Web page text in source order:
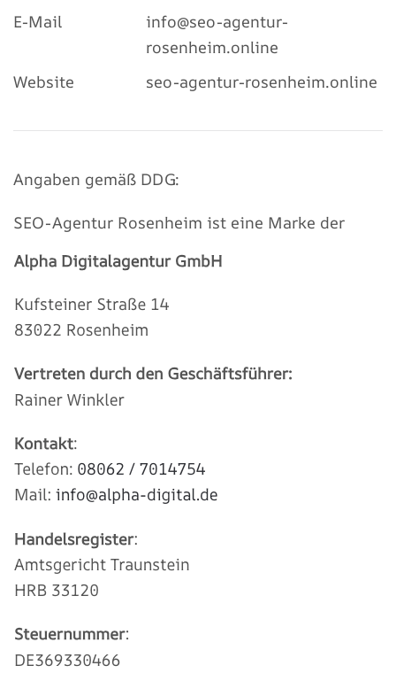
E-Mail
info@seo-agentur-
rosenheim.online
Website
seo-agentur-rosenheim.online
Angaben gemäß DDG:
SEO-Agentur Rosenheim ist eine Marke der